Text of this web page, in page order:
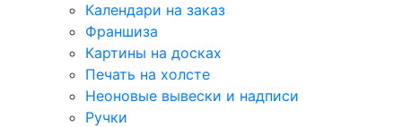
Календари на заказ
Франшиза
Картины на досках
Печать на холсте
Неоновые вывески и надписи
Ручки